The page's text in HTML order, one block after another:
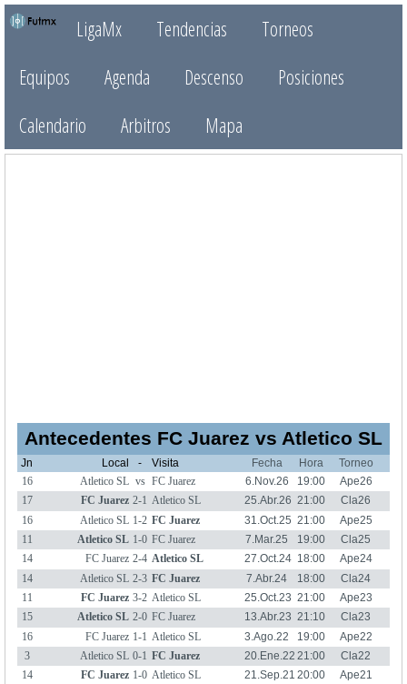
LigaMx Tendencias
Torneos
Equipos
Agenda Descenso
Posiciones
Calendario
Arbitros Mapa
Antecedentes FC Juarez vs Atletico SL
Jn Local - Visita Fecha Hora
Torneo
16
Atletico SL vs FC Juarez 6.Nov.26 19:00
Ape26
17
FC Juarez 2-1 Atletico SL 25.Abr.26 21:00
Cla26
16
Atletico SL 1-2 FC Juarez 31.Oct.25 21:00
Ape25
11
Atletico SL 1-0 FC Juarez 7.Mar.25 19:00
Cla25
14
FC Juarez 2-4 Atletico SL 27.Oct.24 18:00
Ape24
14
Atletico SL 2-3 FC Juarez 7.Abr.24 18:00
Cla24
11
FC Juarez 3-2 Atletico SL 25.Oct.23 21:00
Ape23
15
Atletico SL 2-0 FC Juarez 13.Abr.23 21:10
Cla23
16
FC Juarez 1-1 Atletico SL 3.Ago.22 19:00
Ape22
3
Atletico SL 0-1 FC Juarez 20.Ene.22 21:00
Cla22
14
FC Juarez 1-0 Atletico SL 21.Sep.21 20:00
Ape21